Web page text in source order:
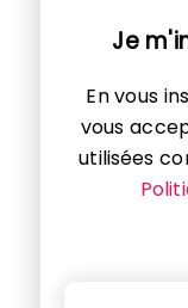
Je
En vous
vous
utilisées